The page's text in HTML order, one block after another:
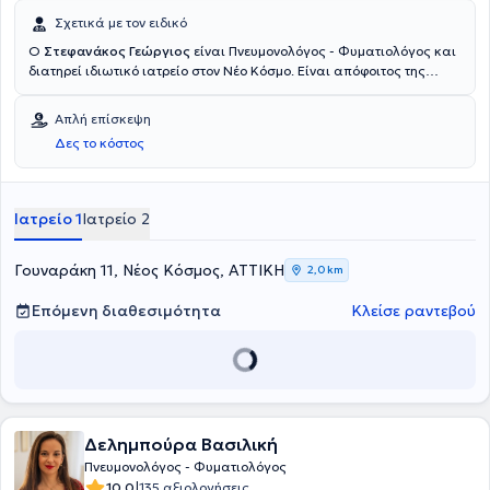
Σχετικά με τον ειδικό
Ο Στεφανάκος Γεώργιος είναι Πνευμονολόγος - Φυματιολόγος και
διατηρεί ιδιωτικό ιατρείο στον Νέο Κόσμο. Είναι απόφοιτος της
Αθηνών με ειδίκευση στην Πνευμονολογία όπου την απέκτησε στο
Σισμανόγλειο Νοσοκομείο. Επίσης, εργάζεται ως Συντονιστής στο
Κέντρο Επιχειρήσεων Περιφέρειας Αττικής και Ιατρικού Συλλόγου
Αθηνών για τον κορονοϊό. Τέλος, στο ιατρείο του αναλαμβάνει
φυματιολογίας, ενώ αξίζει να σημειωθεί ότι εξειδικεύεται στο
άσθμα, στη ΧΑΠ (χρόνια αποφρακτική πνευμονοπάθεια) και στις
Απλή επίσκεψη
Δες το κόστος
Ιατρείο 1Ιατρείο 2
Γουναράκη 11, Νέος Κόσμος, ΑΤΤΙΚΗ 2,0 km
Επόμενη διαθεσιμότητα Κλείσε ραντεβού
Δελημπούρα Βασιλική
Πνευμονολόγος - Φυματιολόγος